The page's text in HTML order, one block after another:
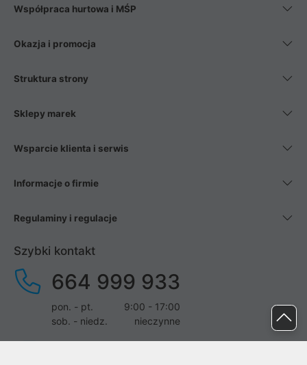
Współpraca hurtowa i MŚP
Okazja i promocja
Struktura strony
Sklepy marek
Wsparcie klienta i serwis
Informacje o firmie
Regulaminy i regulacje
Szybki kontakt
664 999 933
pon. - pt.
9:00 - 17:00
sob. - niedz.
nieczynne